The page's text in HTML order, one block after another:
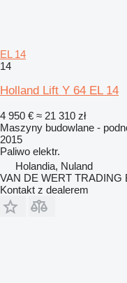
EL 14
14
Holland Lift Y 64 EL 14
4 950 € ≈ 21 310 zł
Maszyny budowlane -
2015
Paliwo elektr.
Holandia, Nuland
VAN DE WERT TRADING
Kontakt z dealerem